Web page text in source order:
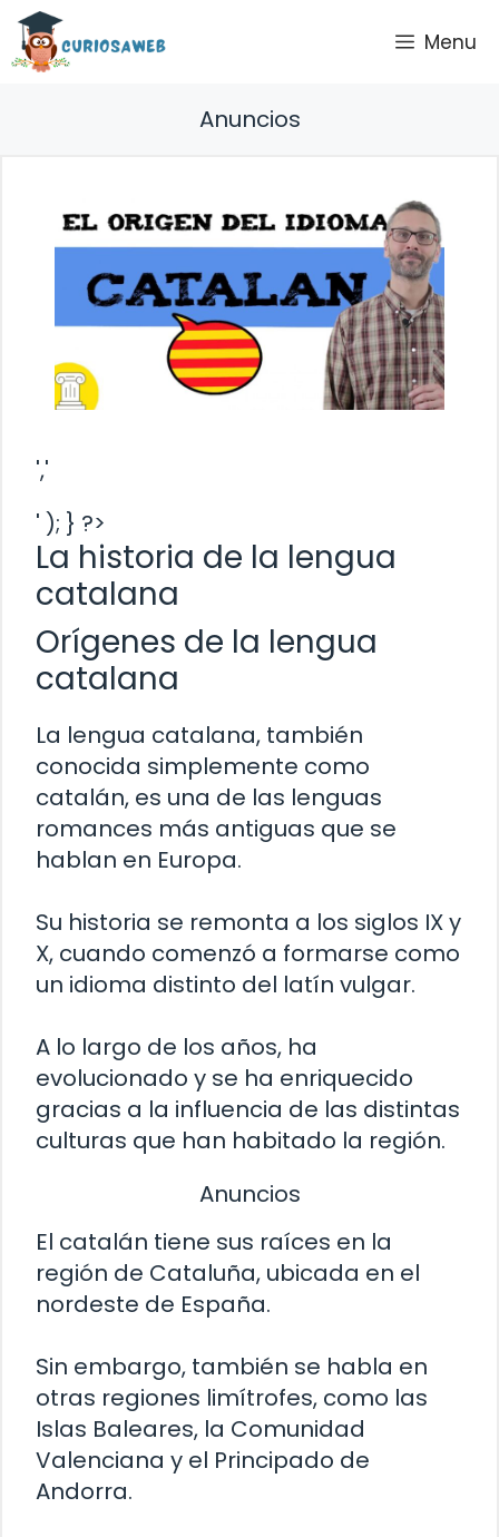
Saltar
contenido
Menu
Anuncios
','
' ); } ?>
La historia de la lengua
catalana
Orígenes de la lengua
catalana
La lengua catalana, también
conocida simplemente como
catalán, es una de las lenguas
romances más antiguas que se
hablan en Europa.
Su historia se remonta a los siglos IX y
X, cuando comenzó a formarse como
un idioma distinto del latín vulgar.
A lo largo de los años, ha
evolucionado y se ha enriquecido
gracias a la influencia de las distintas
culturas que han habitado la región.
Anuncios
El catalán tiene sus raíces en la
región de Cataluña, ubicada en el
nordeste de España.
Sin embargo, también se habla en
otras regiones limítrofes, como las
Islas Baleares, la Comunidad
Valenciana y el Principado de
Andorra.